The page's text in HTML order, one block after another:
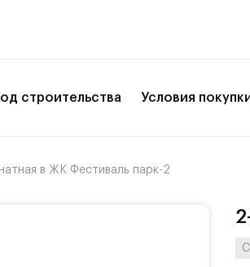
строительства Условия
в ЖК Фестиваль парк-2